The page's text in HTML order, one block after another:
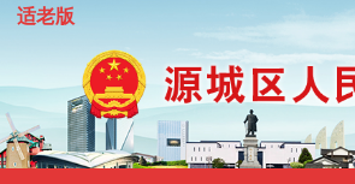
适老版